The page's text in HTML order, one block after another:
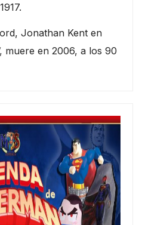
Jonathan Kent en
, muere en 2006, a los 90